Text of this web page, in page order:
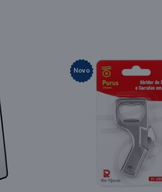
Novo